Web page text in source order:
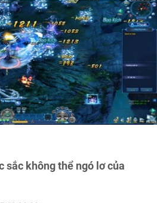
sắc không thể ngó lơ của